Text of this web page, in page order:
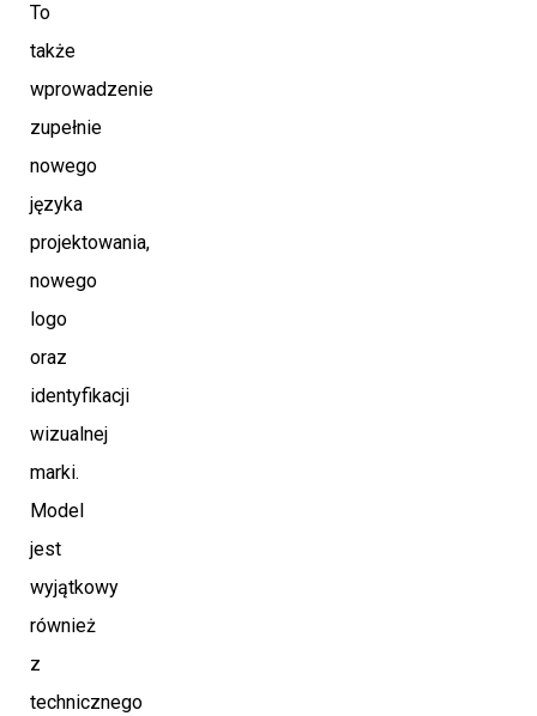
To
także
wprowadzenie
zupełnie
nowego
języka
projektowania,
nowego
logo
oraz
identyfikacji
wizualnej
marki.
Model
jest
wyjątkowy
również
z
technicznego